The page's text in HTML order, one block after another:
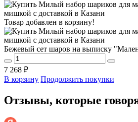
Товар добавлен в корзину!
Бежевый сет шаров на выписку
7 268 ₽
В корзину Продолжить покупки
Отзывы, которые